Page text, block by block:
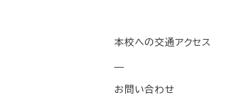
本校への交通アクセス
—
お問い合わせ